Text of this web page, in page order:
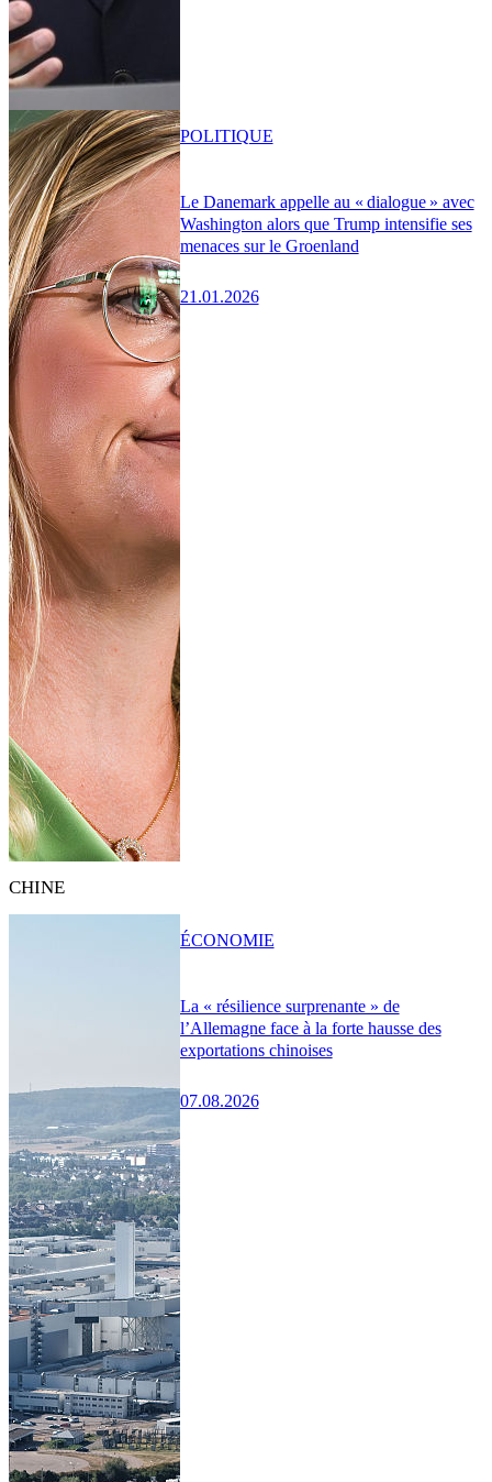
Le Danemark appelle au « dialogue » avec
Washington alors que Trump intensifie ses
menaces sur le Groenland
21.01.2026
POLITIQUE
CHINE
La « résilience surprenante » de
l’Allemagne face à la forte hausse des
exportations chinoises
07.08.2026
ÉCONOMIE